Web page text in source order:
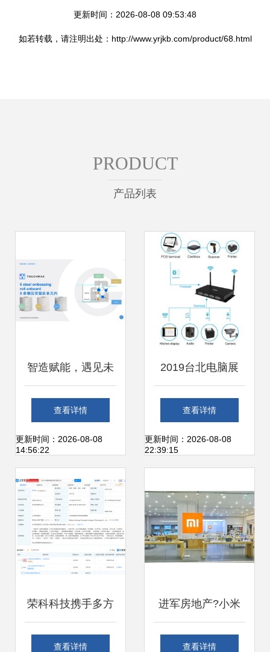
更新时间：2026-08-08 09:53:48
如若转载，请注明出处：http://www.yrjkb.com/product/68.html
PRODUCT
产品列表
智造赋能，遇见未
来——卫生纸机及
加工包装设备展区
与数字化运维新趋
势
查看详情
更新时间：2026-08-08
14:56:22
2019台北电脑展
Telpo推出智能终端
零售解决方案 开启
查看详情
更新时间：2026-08-08
22:39:15
荣科科技携手多方
成立智能科技新公
查看详情
进军房地产?小米
之家经营范围新增
查看详情